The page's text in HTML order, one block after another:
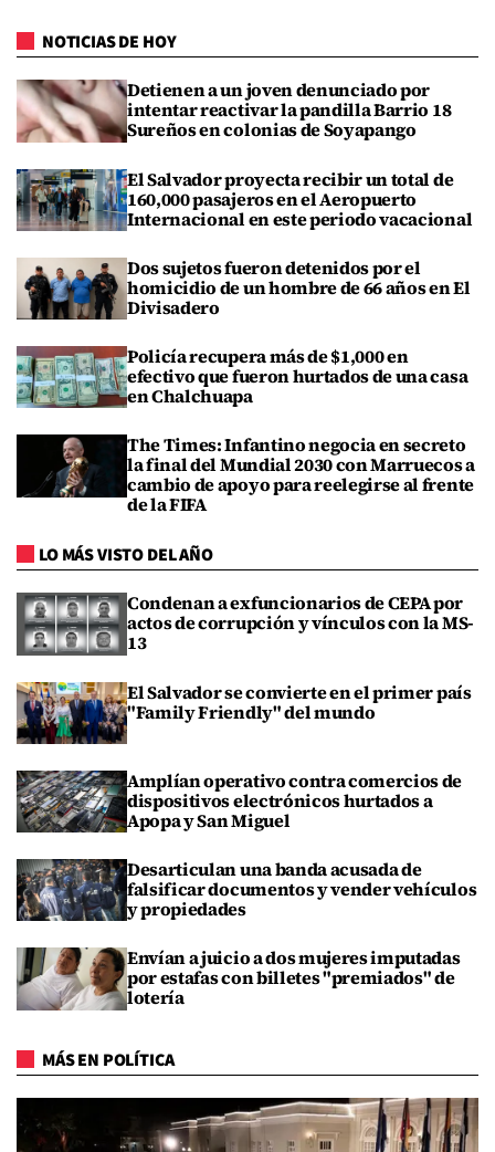
NOTICIAS DE HOY
Detienen a un joven denunciado por
intentar reactivar la pandilla Barrio 18
Sureños en colonias de Soyapango
El Salvador proyecta recibir un total de
160,000 pasajeros en el Aeropuerto
Internacional en este periodo vacacional
Dos sujetos fueron detenidos por el
homicidio de un hombre de 66 años en El
Divisadero
Policía recupera más de $1,000 en
efectivo que fueron hurtados de una casa
en Chalchuapa
The Times: Infantino negocia en secreto
la final del Mundial 2030 con Marruecos a
cambio de apoyo para reelegirse al frente
de la FIFA
LO MÁS VISTO DEL AÑO
Condenan a exfuncionarios de CEPA por
actos de corrupción y vínculos con la MS-
13
El Salvador se convierte en el primer país
"Family Friendly" del mundo
Amplían operativo contra comercios de
dispositivos electrónicos hurtados a
Apopa y San Miguel
Desarticulan una banda acusada de
falsificar documentos y vender vehículos
y propiedades
Envían a juicio a dos mujeres imputadas
por estafas con billetes "premiados" de
lotería
MÁS EN POLÍTICA